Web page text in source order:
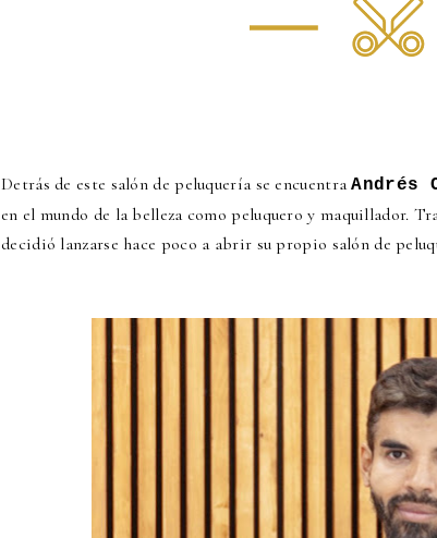
Detrás de este salón de peluquería se encuentraAndrés
en el mundo de la belleza como peluquero y maquillador.
decidió lanzarse hace poco a abrir su propio salón de